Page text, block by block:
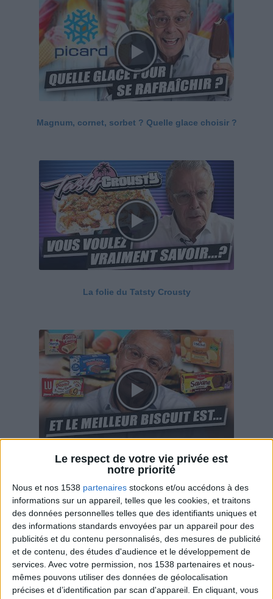
Le respect de votre vie privée est
notre priorité
Nous et nos 1538 partenaires stockons et/ou accédons à des
informations sur un appareil, telles que les cookies, et traitons
des données personnelles telles que des identifiants uniques et
des informations standards envoyées par un appareil pour des
publicités et du contenu personnalisés, des mesures de publicité
et de contenu, des études d'audience et le développement de
services. Avec votre permission, nos 1538 partenaires et nous-
mêmes pouvons utiliser des données de géolocalisation
précises et d’identification par scan d'appareil. En cliquant, vous
Magnum, cornet, sorbet ? Quelle glace choisir ?
La folie du Tatsty Crousty
Savane, LU, Pepito, Harrys... Que valent vraiment
ces gâteaux ?
Webinaires en direct Voir tout